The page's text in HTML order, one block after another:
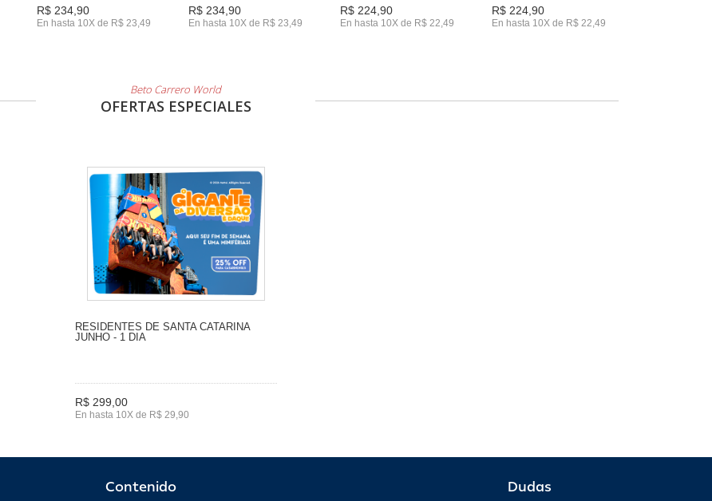
R$ 234,90
En hasta 10X de R$ 23,49
R$ 234,90
En hasta 10X de R$ 23,49
R$ 224,90
En hasta 10X de R$ 22,49
R$ 224,90
En hasta 10X de R$ 22,49
Beto Carrero World
OFERTAS ESPECIALES
RESIDENTES DE SANTA CATARINA
JUNHO - 1 DIA
R$ 299,00
En hasta 10X de R$ 29,90
Contenido Dudas